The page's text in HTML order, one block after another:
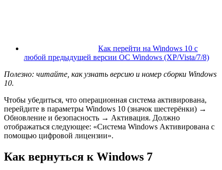
Как перейти на Windows 10 с
любой предыдущей версии ОС Windows (XP/Vista/7/8)
Полезно: читайте, как узнать версию и номер сборки Windows
10.
Чтобы убедиться, что операционная система активирована,
перейдите в параметры Windows 10 (значок шестерёнки) →
Обновление и безопасность → Активация. Должно
отображаться следующее: «Система Windows Активирована с
помощью цифровой лицензии».
Как вернуться к Windows 7